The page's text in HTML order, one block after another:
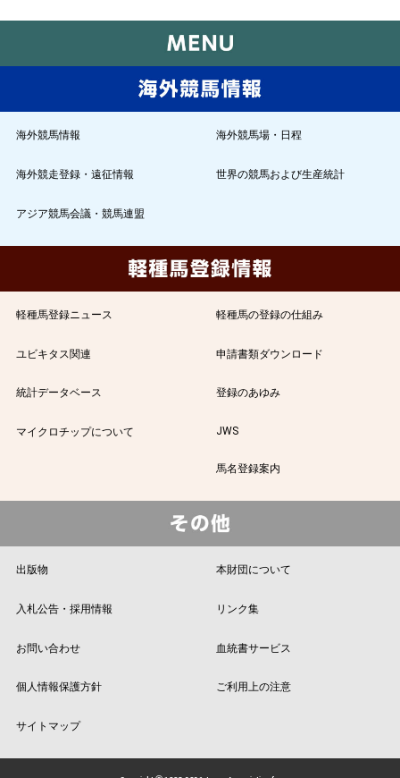
海外競馬情報 海外競馬場・日程
海外競走登録・遠征情報 世界の競馬および生産統計
アジア競馬会議・競馬連盟
軽種馬登録ニュース 軽種馬の登録の仕組み
ユビキタス関連 申請書類ダウンロード
統計データベース 登録のあゆみ
マイクロチップについて JWS
馬名登録案内
出版物 本財団について
入札公告・採用情報 リンク集
お問い合わせ 血統書サービス
個人情報保護方針 ご利用上の注意
サイトマップ